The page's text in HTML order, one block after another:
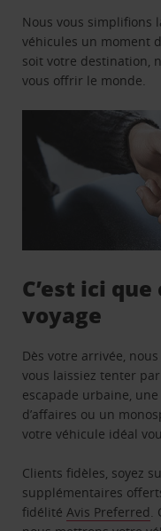
Nous vous simplifions
véhicules un moment
soit votre destination,
vous offrir le monde.
C’est ici
voyage
Dès votre arrivée,
vous laissiez tenter
escapade urbaine,
d’affaires ou un
votre véhicule idéal
Clients fidèles, soyez
supplémentaires
fidélitéAvis Preferred.